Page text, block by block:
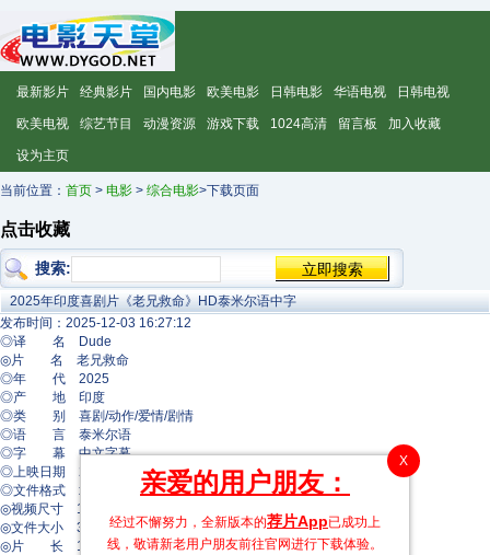
最新影片 经典影片 国内电影 欧美电影 日韩电影 华语电视 日韩电视
欧美电视 综艺节目 动漫资源 游戏下载 1024高清 留言板 加入收藏
设为主页
当前位置： 首页 > 电影 > 综合电影>下载页面
点击收藏
搜索:
X
亲爱的用户朋友：
经过不懈努力，全新版本的荐片App已成功上
线，敬请新老用户朋友前往官网进行下载体验。
2025年印度喜剧片《老兄救命》HD泰米尔语中字
发布时间：2025-12-03 16:27:12
◎译 名 Dude
◎片 名 老兄救命
◎年 代 2025
◎产 地 印度
◎类 别 喜剧/动作/爱情/剧情
◎语 言 泰米尔语
◎字 幕 中文字幕
◎上映日期 2025-10-17(印度)/2025(印度网络)
◎文件格式 x264 + ACC
◎视频尺寸 1920 x 1080
◎文件大小 3335 MB
◎片 长 137 Mins